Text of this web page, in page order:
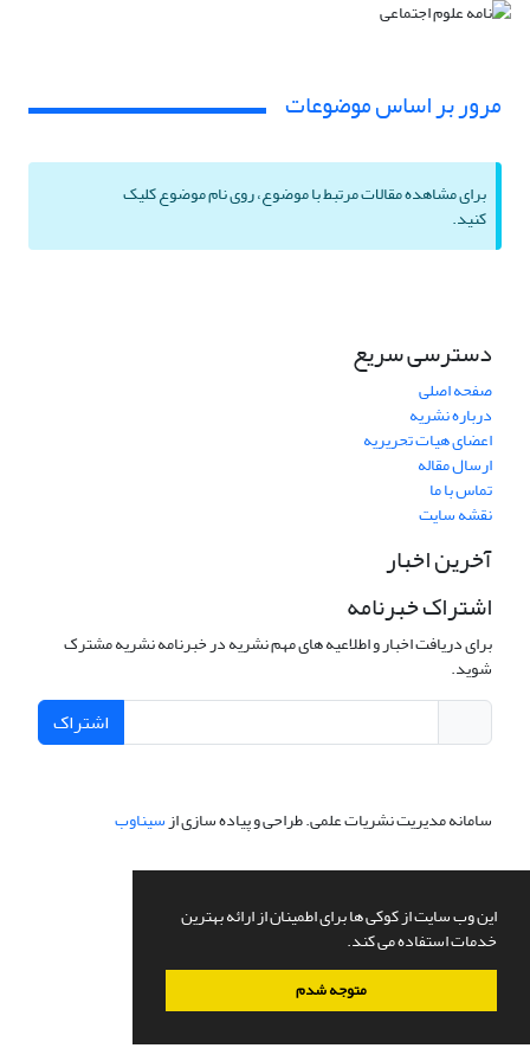
این وب سایت از کوکی ها برای اطمینان از ارائه بهترین
خدمات استفاده می کند.
متوجه شدم
مرور بر اساس موضوعات
برای مشاهده مقالات مرتبط با موضوع، روی نام موضوع کلیک
کنید.
دسترسی سریع
صفحه اصلی
درباره نشریه
اعضای هیات تحریریه
ارسال مقاله
تماس با ما
نقشه سایت
آخرین اخبار
اشتراک خبرنامه
برای دریافت اخبار و اطلاعیه های مهم نشریه در خبرنامه نشریه مشترک
شوید.
اشتراک
سامانه مدیریت نشریات علمی.طراحی و پیاده سازی ازسیناوب